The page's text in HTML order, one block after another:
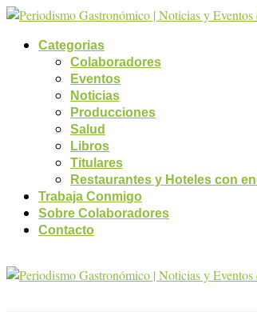
Categorias
Colaboradores
Eventos
Noticias
Producciones
Salud
Libros
Titulares
Restaurantes y Hoteles con
Trabaja Conmigo
Sobre Colaboradores
Contacto